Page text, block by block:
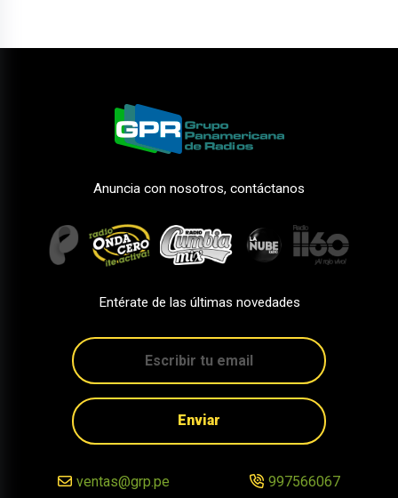
Anuncia con nosotros, contáctanos
Entérate de las últimas novedades
Enviar
ventas@grp.pe 997566067